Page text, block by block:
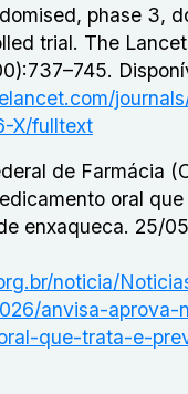
phase 3,
trial. The
X/fulltext
de Farmácia
oral
enxaqueca. 25/
noticia/
anvisa-aprova-
que-trata-e-